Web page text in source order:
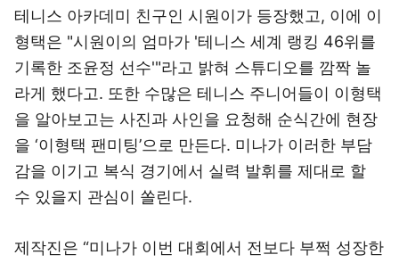
테니스 아카데미 친구인 시원이가 등장했고, 이에 이
형택은 "시원이의 엄마가 '테니스 세계 랭킹 46위를
기록한 조윤정 선수'"라고 밝혀 스튜디오를 깜짝 놀
라게 했다고. 또한 수많은 테니스 주니어들이 이형택
을 알아보고는 사진과 사인을 요청해 순식간에 현장
을 ‘이형택 팬미팅’으로 만든다. 미나가 이러한 부담
감을 이기고 복식 경기에서 실력 발휘를 제대로 할
수 있을지 관심이 쏠린다.
제작진은 “미나가 이번 대회에서 전보다 부쩍 성장한